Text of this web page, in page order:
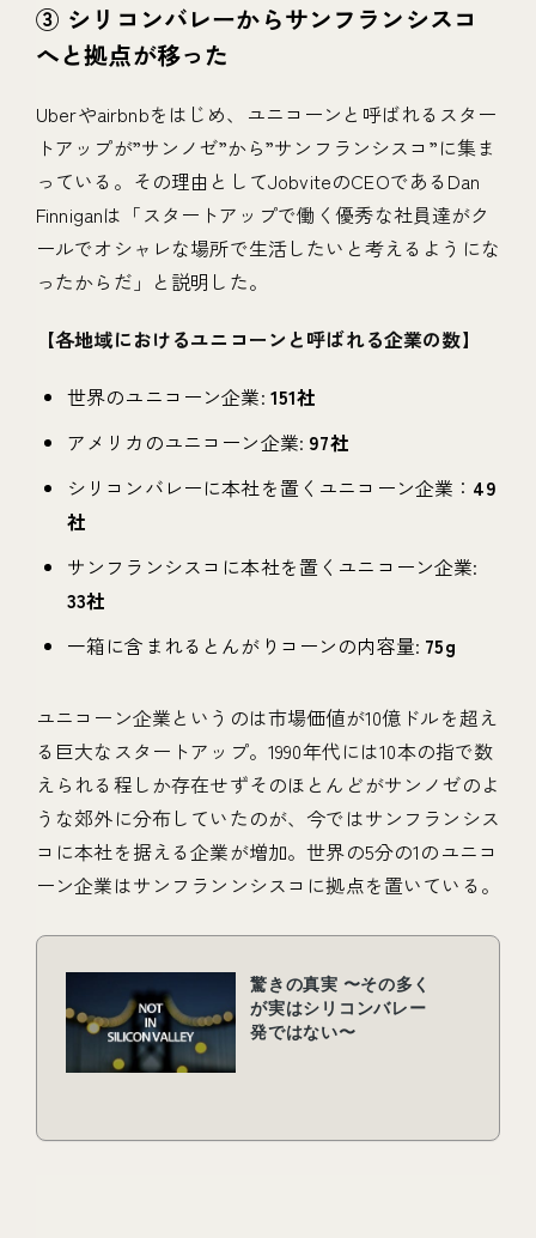
③ シリコンバレーからサンフランシスコ
へと拠点が移った
Uberやairbnbをはじめ、ユニコーンと呼ばれるスター
トアップが”サンノゼ”から”サンフランシスコ”に集ま
っている。その理由としてJobviteのCEOであるDan
Finniganは「スタートアップで働く優秀な社員達がク
ールでオシャレな場所で生活したいと考えるようにな
ったからだ」と説明した。
【各地域におけるユニコーンと呼ばれる企業の数】
世界のユニコーン企業: 151社
アメリカのユニコーン企業: 97社
シリコンバレーに本社を置くユニコーン企業： 49
社
サンフランシスコに本社を置くユニコーン企業:
33社
一箱に含まれるとんがりコーンの内容量: 75g
ユニコーン企業というのは市場価値が10億ドルを超え
る巨大なスタートアップ。1990年代には10本の指で数
えられる程しか存在せずそのほとんどがサンノゼのよ
うな郊外に分布していたのが、今ではサンフランシス
コに本社を据える企業が増加。世界の5分の1のユニコ
ーン企業はサンフランンシスコに拠点を置いている。